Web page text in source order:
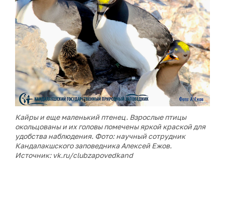
Кайры и еще маленький птенец. Взрослые птицы
окольцованы и их головы помечены яркой краской для
удобства наблюдения. Фото: научный сотрудник
Кандалакшского заповедника Алексей Ежов.
Источник: vk.ru/clubzapovedkand